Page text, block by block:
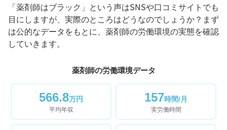
「薬剤師はブラック」という声はSNSや口コミサイトでも
目にしますが、実際のところはどうなのでしょうか？まず
は公的なデータをもとに、薬剤師の労働環境の実態を確認
していきます。
薬剤師の労働環境データ
566.8万円
平均年収
157時間/月
実労働時間